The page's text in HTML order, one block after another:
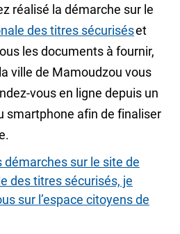
réalisé la démarche sur le
des titres sécuriséset
les documents à fournir,
ville de Mamoudzou vous
vous en ligne depuis un
smartphone afin de finaliser
démarches sur le site de
des titres sécurisés, je
sur l’espace citoyens de